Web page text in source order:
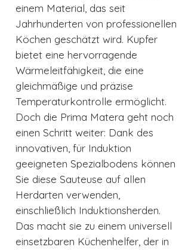
einem Material, das seit
Jahrhunderten von professionellen
Köchen geschätzt wird. Kupfer
bietet eine hervorragende
Wärmeleitfähigkeit, die eine
gleichmäßige und präzise
Temperaturkontrolle ermöglicht.
Doch die Prima Matera geht noch
einen Schritt weiter: Dank des
innovativen, für Induktion
geeigneten Spezialbodens können
Sie diese Sauteuse auf allen
Herdarten verwenden,
einschließlich Induktionsherden.
Das macht sie zu einem universell
einsetzbaren Küchenhelfer, der in